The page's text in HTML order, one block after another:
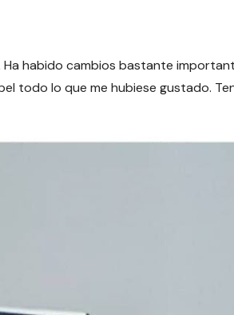
Ha habido cambios bastante
todo lo que me hubiese gustado.